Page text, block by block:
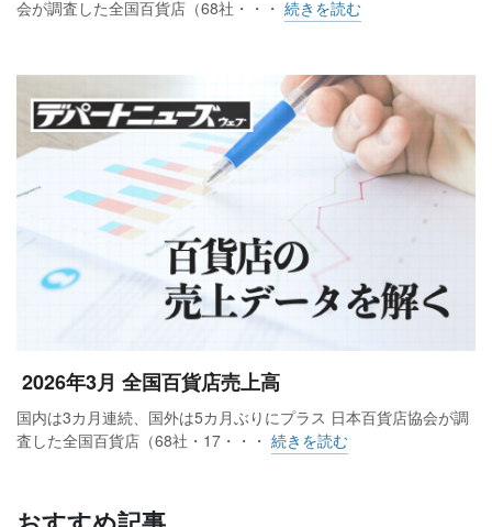
会が調査した全国百貨店（68社・・・ 続きを読む
2026年3月 全国百貨店売上高
国内は3カ月連続、国外は5カ月ぶりにプラス 日本百貨店協会が調
査した全国百貨店（68社・17・・・ 続きを読む